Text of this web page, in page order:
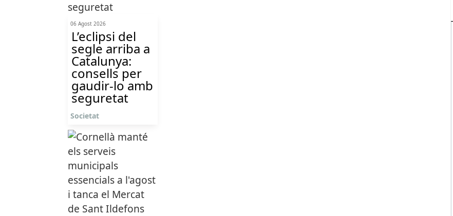
06 Agost 2026
L’eclipsi del
segle arriba a
Catalunya:
consells per
gaudir-lo amb
seguretat
Societat